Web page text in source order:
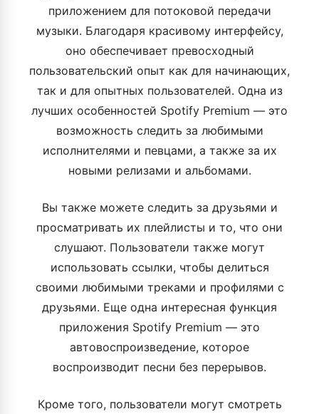
приложением для потоковой передачи
музыки. Благодаря красивому интерфейсу,
оно обеспечивает превосходный
пользовательский опыт как для начинающих,
так и для опытных пользователей. Одна из
лучших особенностей Spotify Premium — это
возможность следить за любимыми
исполнителями и певцами, а также за их
новыми релизами и альбомами.
Вы также можете следить за друзьями и
просматривать их плейлисты и то, что они
слушают. Пользователи также могут
использовать ссылки, чтобы делиться
своими любимыми треками и профилями с
друзьями. Еще одна интересная функция
приложения Spotify Premium — это
автовоспроизведение, которое
воспроизводит песни без перерывов.
Кроме того, пользователи могут смотреть